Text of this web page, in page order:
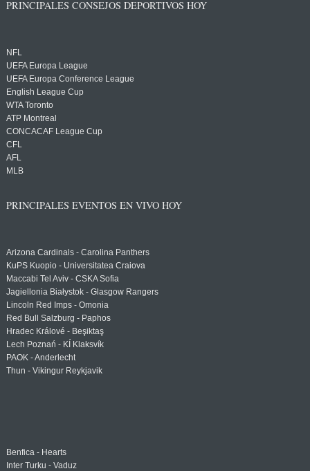
PRINCIPALES CONSEJOS DEPORTIVOS HOY
NFL
UEFA Europa League
UEFA Europa Conference League
English League Cup
WTA Toronto
ATP Montreal
CONCACAF League Cup
CFL
AFL
MLB
PRINCIPALES EVENTOS EN VIVO HOY
Arizona Cardinals - Carolina Panthers
KuPS Kuopio - Universitatea Craiova
Maccabi Tel Aviv - CSKA Sofia
Jagiellonia Białystok - Glasgow Rangers
Lincoln Red Imps - Omonia
Red Bull Salzburg - Paphos
Hradec Králové - Beşiktaş
Lech Poznań - KÍ Klaksvík
PAOK - Anderlecht
Thun - Vikingur Reykjavik
Benfica - Hearts
Inter Turku - Vaduz